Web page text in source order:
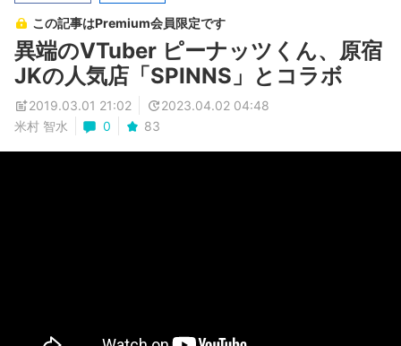
この記事はPremium会員限定です
異端のVTuber ピーナッツくん、原宿
JKの人気店「SPINNS」とコラボ
2019.03.01 21:02
2023.04.02 04:48
米村 智水
0 83